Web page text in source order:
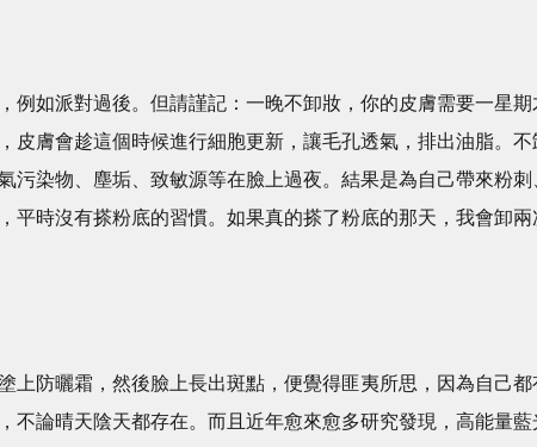
例如派對過後。但請謹記：一晚不卸妝，你的皮膚需要一星期
皮膚會趁這個時候進行細胞更新，讓毛孔透氣，排出油脂。不
污染物、塵垢、致敏源等在臉上過夜。結果是為自己帶來粉刺
平時沒有搽粉底的習慣。如果真的搽了粉底的那天，我會卸兩
上防曬霜，然後臉上長出斑點，便覺得匪夷所思，因為自己都
不論晴天陰天都存在。而且近年愈來愈多研究發現，高能量藍